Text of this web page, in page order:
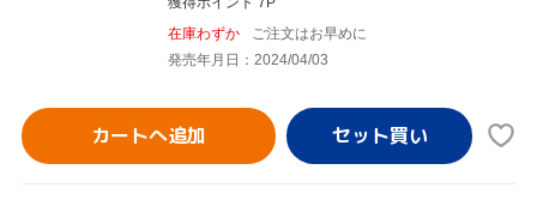
在庫わずか
ご注文はお早めに
発売年月日：2024/04/03
カートへ追加